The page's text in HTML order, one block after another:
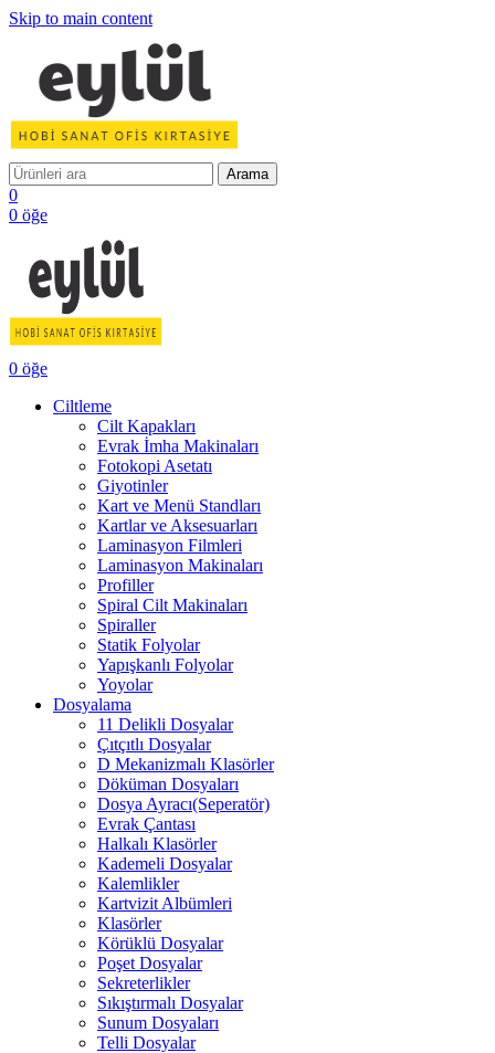
Skip to main content
Arama
0
0 öğe
0 öğe
Ciltleme
Cilt Kapakları
Evrak İmha Makinaları
Fotokopi Asetatı
Giyotinler
Kart ve Menü Standları
Kartlar ve Aksesuarları
Laminasyon Filmleri
Laminasyon Makinaları
Profiller
Spiral Cilt Makinaları
Spiraller
Statik Folyolar
Yapışkanlı Folyolar
Yoyolar
Dosyalama
11 Delikli Dosyalar
Çıtçıtlı Dosyalar
D Mekanizmalı Klasörler
Döküman Dosyaları
Dosya Ayracı(Seperatör)
Evrak Çantası
Halkalı Klasörler
Kademeli Dosyalar
Kalemlikler
Kartvizit Albümleri
Klasörler
Körüklü Dosyalar
Poşet Dosyalar
Sekreterlikler
Sıkıştırmalı Dosyalar
Sunum Dosyaları
Telli Dosyalar